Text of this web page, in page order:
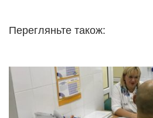
Перегляньте також: